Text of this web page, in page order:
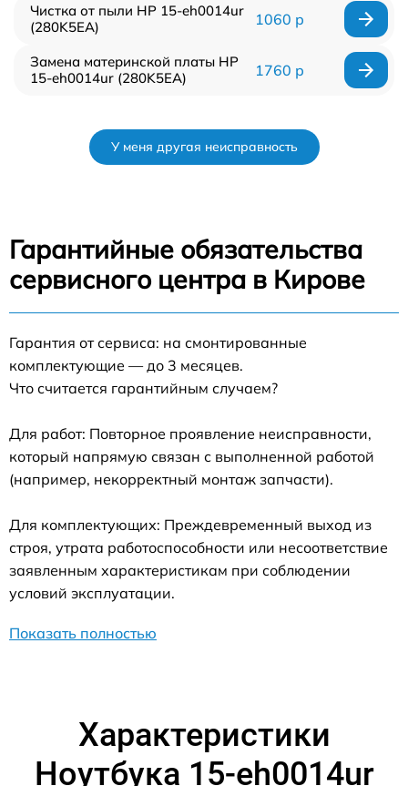
Чистка от пыли HP 15-eh0014ur
(280K5EA)
1060 р
Замена материнской платы HP
15-eh0014ur (280K5EA)
1760 р
У меня другая неисправность
Гарантийные обязательства
сервисного центра в Кирове
Гарантия от сервиса: на смонтированные
комплектующие — до 3 месяцев.
Что считается гарантийным случаем?
Для работ: Повторное проявление неисправности,
который напрямую связан с выполненной работой
(например, некорректный монтаж запчасти).
Для комплектующих: Преждевременный выход из
строя, утрата работоспособности или несоответствие
заявленным характеристикам при соблюдении
условий эксплуатации.
Показать полностью
Характеристики
Ноутбука 15-eh0014ur